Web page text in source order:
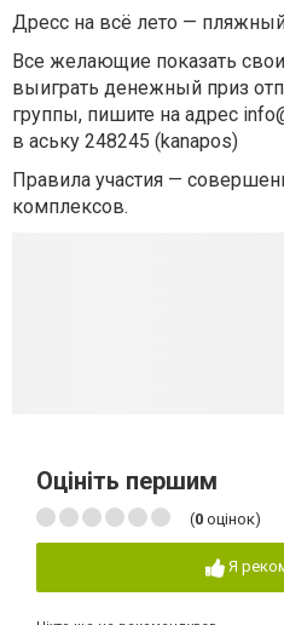
Дресс на всё лето —
Все желающие показать
выиграть денежный приз
группы, пишите на адрес
в аську 248245 (kanapos)
Правила участия —
комплексов.
Оцініть першим
(0 оцінок)
Я